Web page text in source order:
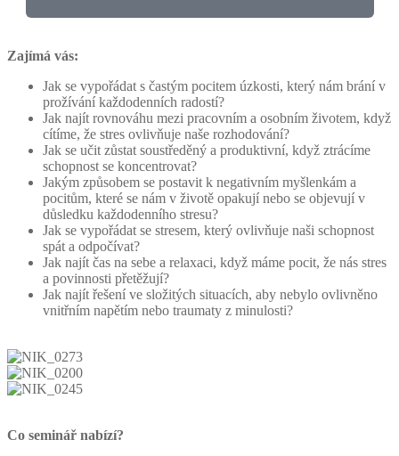
Zajímá vás:
Jak se vypořádat s častým pocitem úzkosti, který nám brání v
prožívání každodenních radostí?
Jak najít rovnováhu mezi pracovním a osobním životem, když
cítíme, že stres ovlivňuje naše rozhodování?
Jak se učit zůstat soustředěný a produktivní, když ztrácíme
schopnost se koncentrovat?
Jakým způsobem se postavit k negativním myšlenkám a
pocitům, které se nám v životě opakují nebo se objevují v
důsledku každodenního stresu?
Jak se vypořádat se stresem, který ovlivňuje naši schopnost
spát a odpočívat?
Jak najít čas na sebe a relaxaci, když máme pocit, že nás stres
a povinnosti přetěžují?
Jak najít řešení ve složitých situacích, aby nebylo ovlivněno
vnitřním napětím nebo traumaty z minulosti?
Co seminář nabízí?